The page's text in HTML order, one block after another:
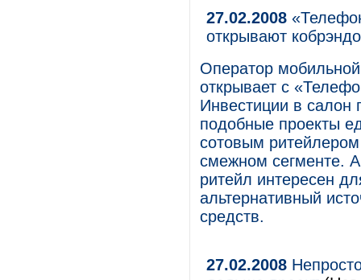
27.02.2008
открывают
Оператор
открывает с
Инвестиции в
подобные проекты
сотовым
смежном сегменте.
ритейл интересен
альтернативный
средств.
27.02.2008